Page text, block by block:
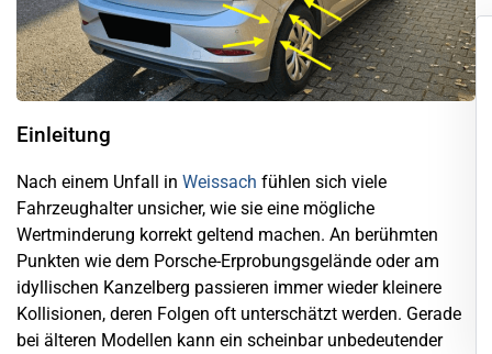
Einleitung
Nach einem Unfall in Weissach fühlen sich viele
Fahrzeughalter unsicher, wie sie eine mögliche
Wertminderung korrekt geltend machen. An berühmten
Punkten wie dem Porsche-Erprobungsgelände oder am
idyllischen Kanzelberg passieren immer wieder kleinere
Kollisionen, deren Folgen oft unterschätzt werden. Gerade
bei älteren Modellen kann ein scheinbar unbedeutender